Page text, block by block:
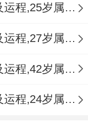
食白色食物如
理趋势非定
吉兆，故吉中
1999年属兔女2024年运势及运程,25岁属兔人2024全年每月运势女性如何
1997年属牛女2024年运势及运程,27岁属牛人2024全年每月运势女性如何
1982年属狗女2024年运势及运程,42岁属狗人2024全年每月运势女性如何
2000年属龙女2024年运势及运程,24岁属龙人2024全年每月运势女性如何